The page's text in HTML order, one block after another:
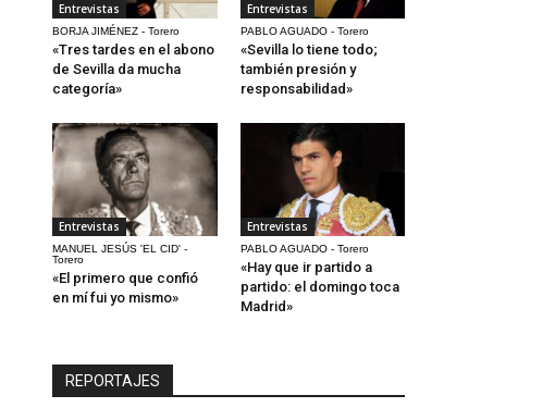
Entrevistas
BORJA JIMÉNEZ - Torero
«Tres tardes en el abono
de Sevilla da mucha
categoría»
Entrevistas
PABLO AGUADO - Torero
«Sevilla lo tiene todo;
también presión y
responsabilidad»
Entrevistas
MANUEL JESÚS 'EL CID' -
Torero
«El primero que confió
en mí fui yo mismo»
Entrevistas
PABLO AGUADO - Torero
«Hay que ir partido a
partido: el domingo toca
Madrid»
REPORTAJES